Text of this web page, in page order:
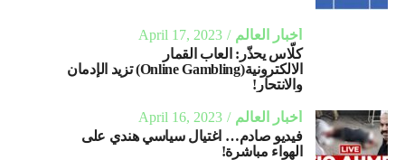
أخبار العالم
April 17, 2023
كلّاس يحذّر: العاب القمار
الالكترونية(Online Gambling) تزيد الإدمان
والانتحار!
أخبار العالم
April 16, 2023
فيديو صادم… اغتيال سياسي هندي على
الهواء مباشرة!